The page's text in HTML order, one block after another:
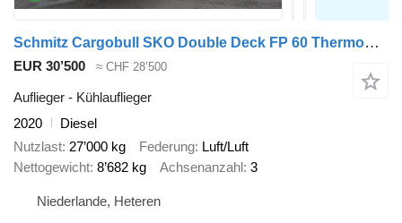
Schmitz Cargobull SKO Double Deck FP 60 ThermoKing SLXi 300
EUR 30’500 ≈ CHF 28’500
Auflieger - Kühlauflieger
2020
Diesel
Nutzlast 27’000 kg Federung Luft/Luft
Nettogewicht 8’682 kg Achsenanzahl 3
Niederlande, Heteren